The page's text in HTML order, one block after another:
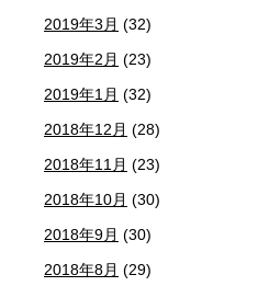
2019年3月 (32)
2019年2月 (23)
2019年1月 (32)
2018年12月 (28)
2018年11月 (23)
2018年10月 (30)
2018年9月 (30)
2018年8月 (29)